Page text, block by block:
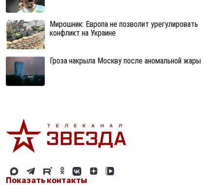
Мирошник: Европа не позволит урегулировать
конфликт на Украине
Гроза накрыла Москву после аномальной жары
Показать контакты